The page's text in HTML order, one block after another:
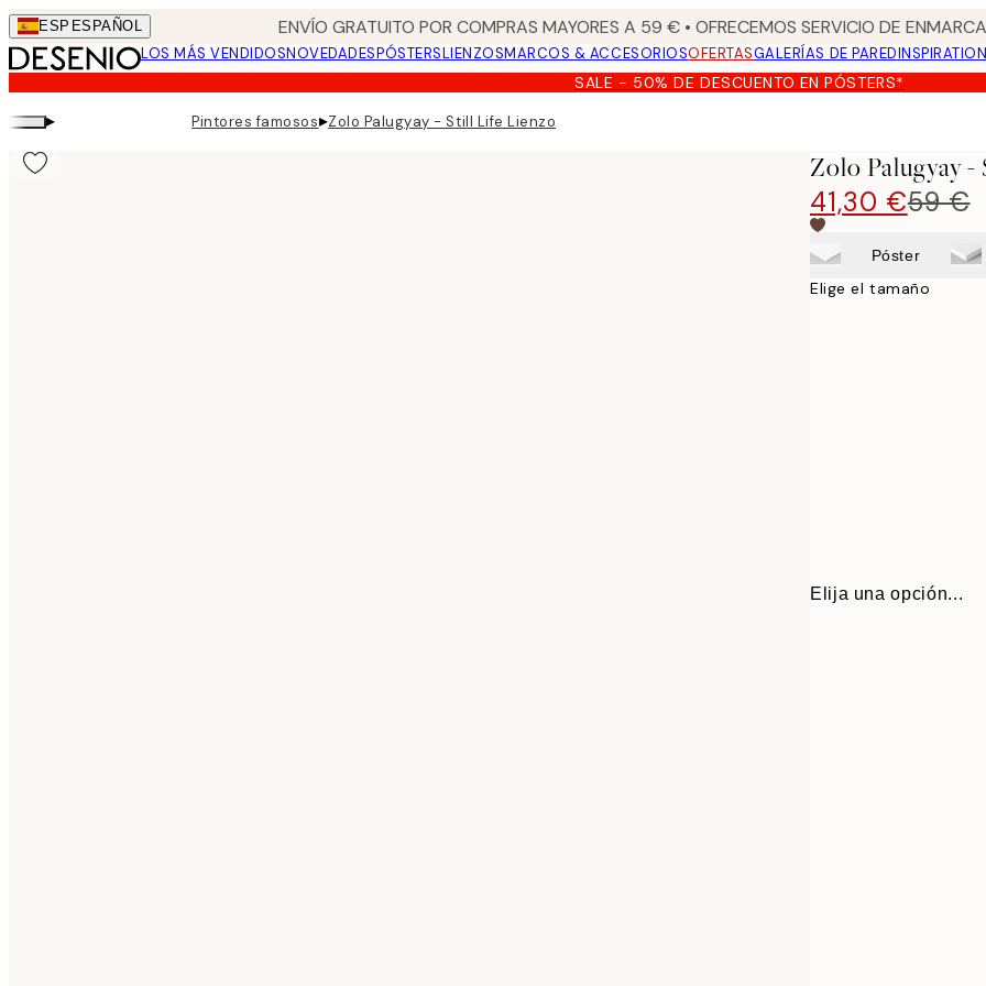
Skip
to
main
content.
ESP ESPAÑOL ENVÍO GRATUITO POR COMPRAS MAYORES A 59 € • OFRECEMOS SERVICIO DE
LOS MÁS VENDIDOSNOVEDADESPÓSTERSLIENZOSMARCOS & ACCESORIOSOFERTASGALERÍAS DE PARED
SALE - 50% DE DESCUENTO EN PÓSTERS*
▸ Pintores famosos▸Zolo Palugyay - Still Life Lienzo
Zolo Palugyay
41,30 €59 €
Póster
Elige el tamaño
Elija una opción...